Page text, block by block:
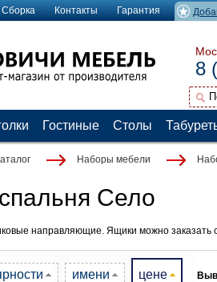
Сборка Контакты Гарантия
8
Гостиные Столы
Наборы мебели
Село
направляющие. Ящики можно
имени цене